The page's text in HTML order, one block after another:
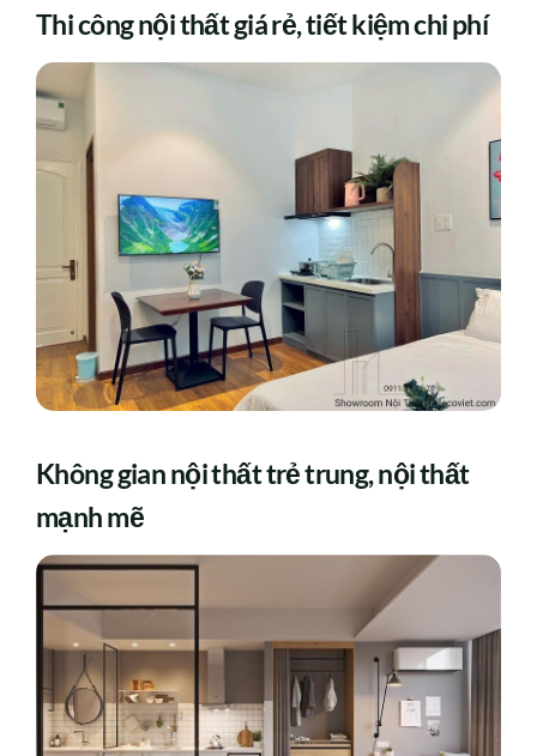
Thi công nội thất giá rẻ, tiết kiệm chi phí
Không gian nội thất trẻ trung, nội thất
mạnh mẽ